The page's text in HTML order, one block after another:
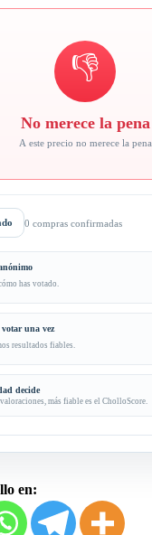
👎
No merece la pena
A este precio no merece la pena
0 compras confirmadas
has votado.
votar una vez
resultados fiables.
decide
más fiable es el CholloScore.
en: